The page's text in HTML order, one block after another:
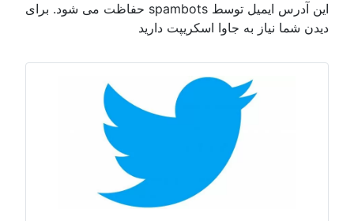
این آدرس ایمیل توسط spambots حفاظت می شود. برای
دیدن شما نیاز به جاوا اسکریپت دارید